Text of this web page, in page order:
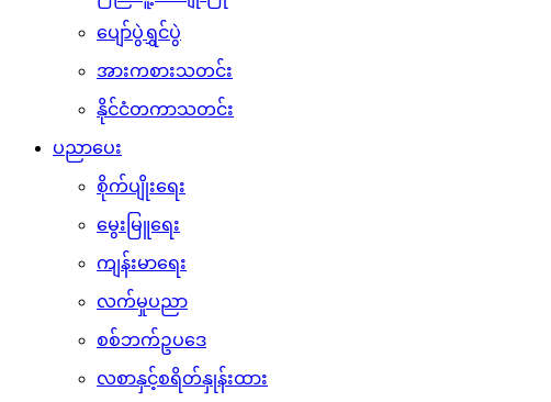
ပျော်ပွဲရွှင်ပွဲ
အားကစားသတင်း
နိုင်ငံတကာသတင်း
ပညာပေး
စိုက်ပျိုးရေး
မွေးမြူရေး
ကျန်းမာရေး
လက်မှုပညာ
စစ်ဘက်ဥပဒေ
လစာနှင့်စရိတ်နှုန်းထား